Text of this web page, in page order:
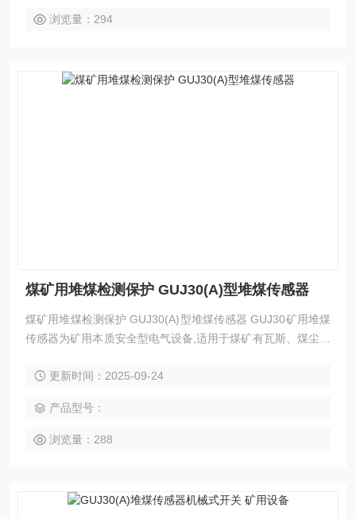
浏览量：294
煤矿用堆煤检测保护 GUJ30(A)型堆煤传感器
煤矿用堆煤检测保护 GUJ30(A)型堆煤传感器 GUJ30矿用堆煤
传感器为矿用本质安全型电气设备,适用于煤矿有瓦斯、煤尘爆
更新时间：2025-09-24
产品型号：
浏览量：288